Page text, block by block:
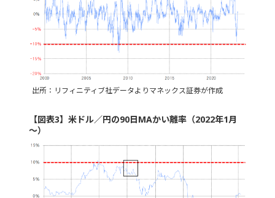
出所：リフィニティブ社データよりマネックス証券が作成
【図表3】米ドル／円の90日MAかい離率（2022年1月
～）